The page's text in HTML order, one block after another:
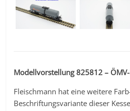
Modellvorstellung 825812 –
Fleischmann hat eine weitere
Beschriftungsvariante dieser